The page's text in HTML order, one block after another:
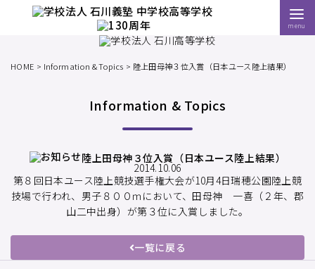
menu
HOME Information & Topics 陸上田母神３位入賞（日本ユース陸上結果）
Information & Topics
陸上田母神３位入賞（日本ユース陸上結果）
2014.10.06
第８回日本ユース陸上競技選手権大会が10月4日瑞穂公園陸上競
技場で行われ、男子８００ｍにおいて、田母神 一喜（２年、郡
山二中出身）が第３位に入賞しました。
一覧に戻る